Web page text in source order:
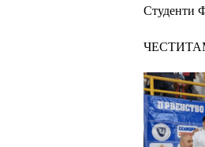
Студенти